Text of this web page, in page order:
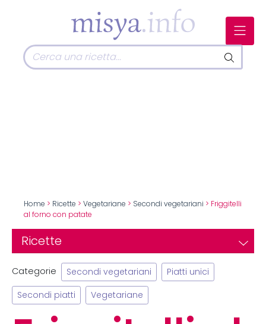
Home > Ricette > Vegetariane > Secondi vegetariani > Friggitelli
al forno con patate
Ricette
Categorie Secondi vegetariani Piatti unici
Secondi piatti Vegetariane